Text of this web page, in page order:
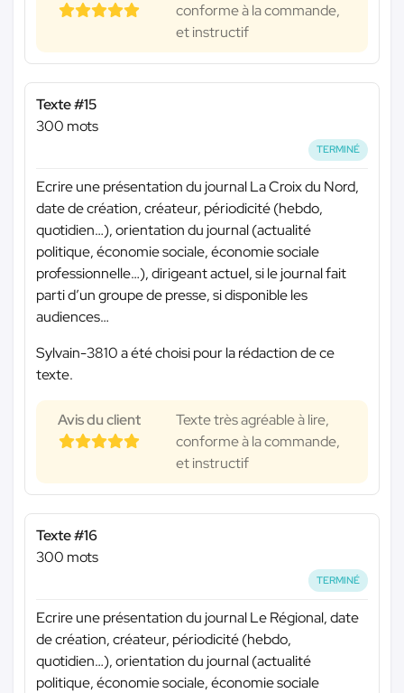
conforme à la commande,
et instructif
Texte #15
300 mots
TERMINÉ
Ecrire une présentation du journal La Croix du Nord,
date de création, créateur, périodicité (hebdo,
quotidien…), orientation du journal (actualité
politique, économie sociale, économie sociale
professionnelle…), dirigeant actuel, si le journal fait
parti d’un groupe de presse, si disponible les
audiences…
Sylvain-3810 a été choisi pour la rédaction de ce
texte.
Avis du client
Texte très agréable à lire,
conforme à la commande,
et instructif
Texte #16
300 mots
TERMINÉ
Ecrire une présentation du journal Le Régional, date
de création, créateur, périodicité (hebdo,
quotidien…), orientation du journal (actualité
politique, économie sociale, économie sociale